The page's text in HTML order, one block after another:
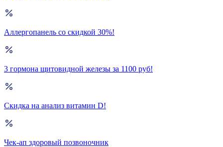
Аллергопанель со скидкой 30%!
3 гормона щитовидной железы за 1100 руб!
Скидка на анализ витамин D!
Чек-ап здоровый позвоночник